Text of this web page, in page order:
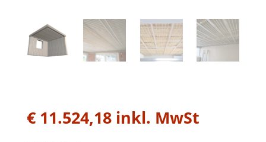
€11.524,18 inkl. MwSt